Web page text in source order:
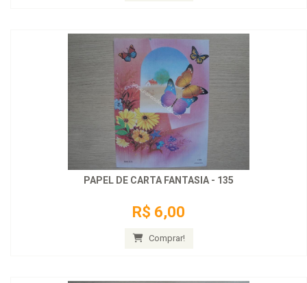
PAPEL DE CARTA FANTASIA - 135
R$ 6,00
Comprar!